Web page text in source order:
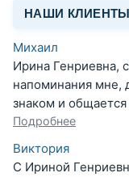
НАШИ
Михаил
Ирина Генриевна,
напоминания мне,
знаком и
Подробнее
Виктория
С Ириной